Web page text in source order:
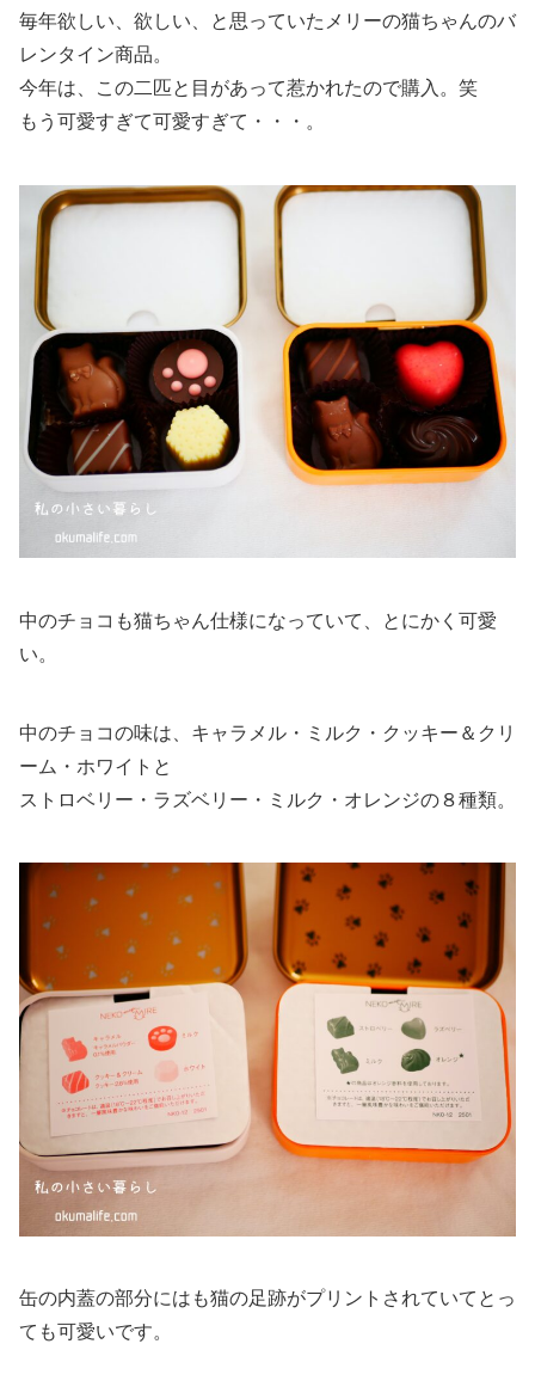
毎年欲しい、欲しい、と思っていたメリーの猫ちゃんのバ
レンタイン商品。
今年は、この二匹と目があって惹かれたので購入。笑
もう可愛すぎて可愛すぎて・・・。
中のチョコも猫ちゃん仕様になっていて、とにかく可愛
い。
中のチョコの味は、キャラメル・ミルク・クッキー＆クリ
ーム・ホワイトと
ストロベリー・ラズベリー・ミルク・オレンジの８種類。
缶の内蓋の部分にはも猫の足跡がプリントされていてとっ
ても可愛いです。